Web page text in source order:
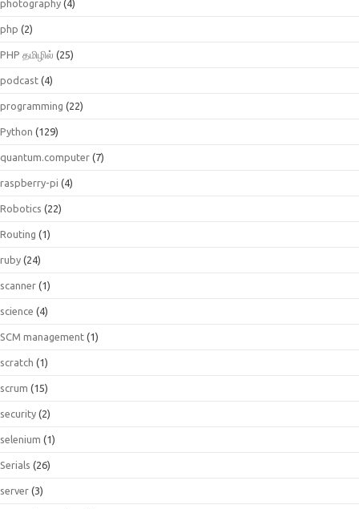
photography (4)
php (2)
PHP தமிழில் (25)
podcast (4)
programming (22)
Python (129)
quantum.computer (7)
raspberry-pi (4)
Robotics (22)
Routing (1)
ruby (24)
scanner (1)
science (4)
SCM management (1)
scratch (1)
scrum (15)
security (2)
selenium (1)
Serials (26)
server (3)